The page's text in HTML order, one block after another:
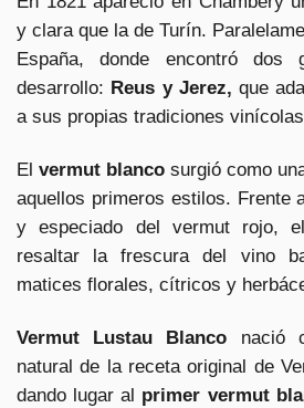
y clara que la de Turín.
España, donde encontró dos
desarrollo: Reus y Jerez, que
a sus propias tradiciones
El vermut blanco surgió como
aquellos primeros estilos. Frente
y especiado del vermut rojo,
resaltar la frescura del vino
matices florales, cítricos y
Vermut Lustau Blanco nació
natural de la receta original de
dando lugar al primer vermut